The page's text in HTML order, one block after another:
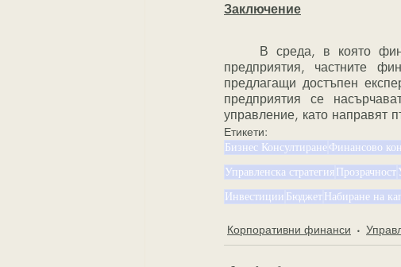
Заключение
предприятия, частните
предлагащи достъпен
предприятия се
управление, като направят
Етикети:
Бизнес КонсултиранеФинансово
Управленска стратегияПрозрачност
Инвестиции БюджетНабиране на
Корпоративни финанси